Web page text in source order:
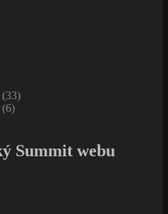
(33)
(6)
Summit webu